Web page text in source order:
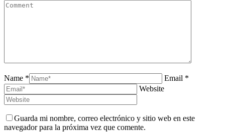
Name *
Email *
Website
Guarda mi nombre, correo electrónico y sitio web en este
navegador para la próxima vez que comente.